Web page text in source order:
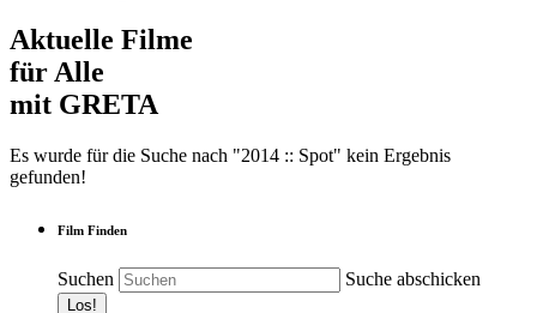
Aktuelle Filme
für Alle
mit GRETA
Es wurde für die Suche nach "2014 :: Spot" kein Ergebnis
gefunden!
Film Finden
Suchen Suche abschicken